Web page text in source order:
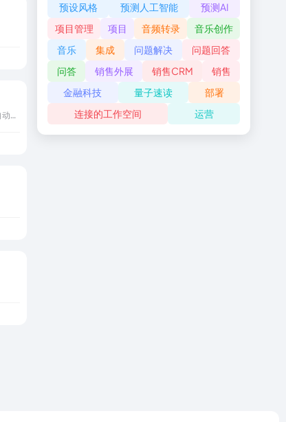
国内独立开发者开发的输入内容自动生成演示工具
预设风格 预测人工智能
预测AI
项目管理
项目 音频转录
音乐创作
音乐
集成 问题解决
问题回答
问答
销售外展 销售CRM
销售
金融科技
量子速读
部署
连接的工作空间
运营